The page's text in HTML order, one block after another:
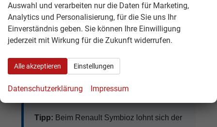
Der Renault Symbioz E-Tech Hybridist
besonders interessant für Käufer, die ein
kompaktes SUV mit niedrigem Verbrauch,
Automatik und moderner Ausstattung suchen.
Fahrer, die im Alltag effizient unterwegs sein
Tipp: Beim Renault Symbioz lohnt sich der
Auswahl und verarbeiten nur die Daten für Marketing,
Analytics und Personalisierung, für die Sie uns Ihr
Einverständnis geben. Sie können Ihre Einwilligung
jederzeit mit Wirkung für die Zukunft widerrufen.
Alle akzeptieren Einstellungen
Datenschutzerklärung Impressum